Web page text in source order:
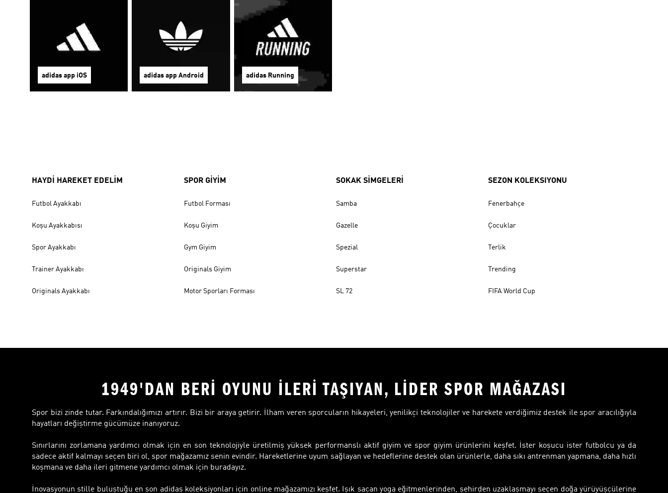
adidas app iOS adidas app Android adidas Running
HAYDİ HAREKET EDELİM
Futbol Ayakkabı
Koşu Ayakkabısı
Spor Ayakkabı
Trainer Ayakkabı
Originals Ayakkabı
SPOR GİYİM
Futbol Forması
Koşu Giyim
Gym Giyim
Originals Giyim
Motor Sporları Forması
SOKAK SİMGELERİ
Samba
Gazelle
Spezial
Superstar
SL 72
SEZON KOLEKSIYONU
Fenerbahçe
Çocuklar
Terlik
Trending
FIFA World Cup
1949'DAN BERİ OYUNU İLERİ TAŞIYAN, LİDER SPOR MAĞAZASI
Spor bizi zinde tutar. Farkındalığımızı artırır. Bizi bir araya getirir. İlham veren sporcuların hikayeleri, yenilikçi teknolojiler ve harekete verdiğimiz destek ile spor aracılığıyla
hayatları değiştirme gücümüze inanıyoruz.
Sınırlarını zorlamana yardımcı olmak için en son teknolojiyle üretilmiş yüksek performanslı aktif giyim ve spor giyim ürünlerini keşfet. İster koşucu ister futbolcu ya da
sadece aktif kalmayı seçen biri ol, spor mağazamız senin evindir. Hareketlerine uyum sağlayan ve hedeflerine destek olan ürünlerle, daha sıkı antrenman yapmana, daha hızlı
koşmana ve daha ileri gitmene yardımcı olmak için buradayız.
İnovasyonun stille buluştuğu en son adidas koleksiyonları için online mağazamızı keşfet. Işık saçan yoga eğitmenlerinden, şehirden uzaklaşmayı seçen doğa yürüyüşçülerine